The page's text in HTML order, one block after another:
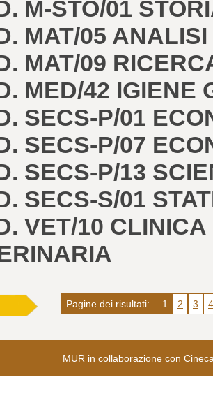
M-STO/01
MAT/05
MAT/09
MED/42 IGIENE
SECS-P/01
SECS-P/07
SECS-P/13
SECS-S/01
VET/10
Pagine dei risultati: 1 2 3 4
MUR in collaborazione con